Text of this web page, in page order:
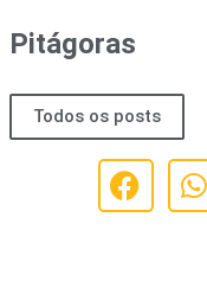
Pitágoras
Todos os posts